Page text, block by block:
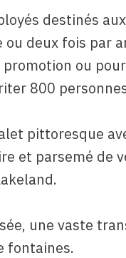
destinés
ou deux fois par
ou
800
pittoresque
et parsemé de
une vaste
fontaines.